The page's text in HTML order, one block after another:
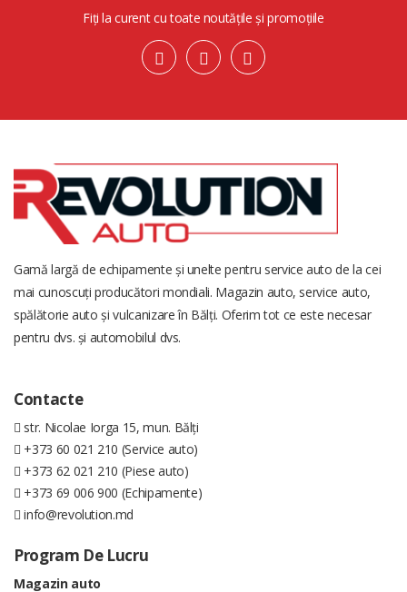
Fiți la curent cu toate noutățile și promoțiile
Gamă largă de echipamente și unelte pentru service auto de la cei
mai cunoscuți producători mondiali. Magazin auto, service auto,
spălătorie auto și vulcanizare în Bălți. Oferim tot ce este necesar
pentru dvs. și automobilul dvs.
Contacte
str. Nicolae Iorga 15, mun. Bălți
+373 60 021 210 (Service auto)
+373 62 021 210 (Piese auto)
+373 69 006 900 (Echipamente)
info@revolution.md
Program De Lucru
Magazin auto